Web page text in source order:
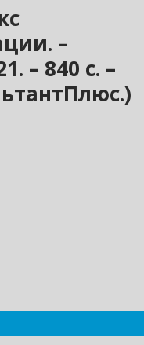
–
– 840 с. –